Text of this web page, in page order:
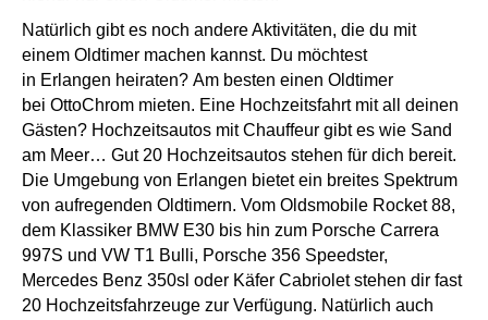
Natürlich gibt es noch andere Aktivitäten, die du mit
einem Oldtimer machen kannst. Du möchtest
in Erlangen heiraten? Am besten einen Oldtimer
bei OttoChrom mieten. Eine Hochzeitsfahrt mit all deinen
Gästen? Hochzeitsautos mit Chauffeur gibt es wie Sand
am Meer… Gut 20 Hochzeitsautos stehen für dich bereit.
Die Umgebung von Erlangen bietet ein breites Spektrum
von aufregenden Oldtimern. Vom Oldsmobile Rocket 88,
dem Klassiker BMW E30 bis hin zum Porsche Carrera
997S und VW T1 Bulli, Porsche 356 Speedster,
Mercedes Benz 350sl oder Käfer Cabriolet stehen dir fast
20 Hochzeitsfahrzeuge zur Verfügung. Natürlich auch